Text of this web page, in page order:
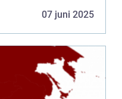
07 juni 2025